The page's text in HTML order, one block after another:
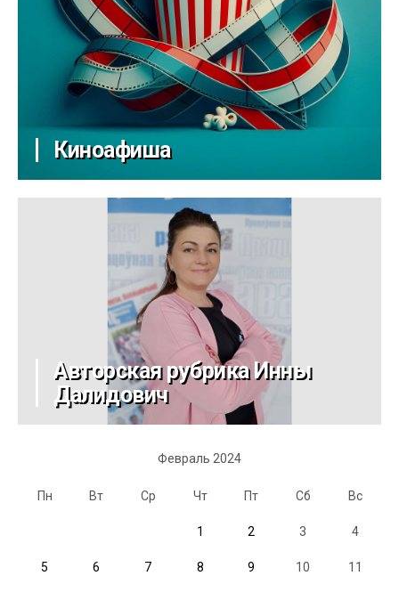
Киноафиша
Авторская рубрика Инны
Далидович
Февраль 2024
Пн Вт Ср Чт Пт Сб Вс
1 2 3 4
5 6 7 8 9 10 11